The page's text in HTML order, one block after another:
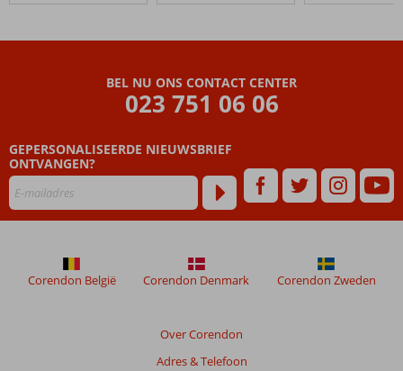
zijn
48
om
de
relevantie
van
de
beoordelingen
te
BEL NU ONS CONTACT CENTER
023 751 06 06
GEPERSONALISEERDE NIEUWSBRIEF
ONTVANGEN?
Over Corendon
Adres & Telefoon
Corendon België Corendon Denmark Corendon Zweden